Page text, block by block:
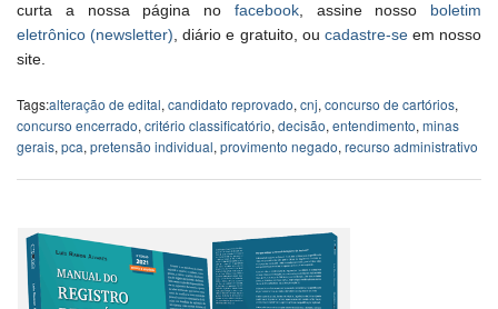
curta a nossa página no facebook, assine nosso boletim
eletrônico (newsletter) , diário e gratuito, ou cadastre-seem nosso
site.
Tags:alteração de edital, candidato reprovado, cnj, concurso de cartórios,
concurso encerrado, critério classificatório, decisão, entendimento, minas
gerais, pca, pretensão individual, provimento negado, recurso administrativo